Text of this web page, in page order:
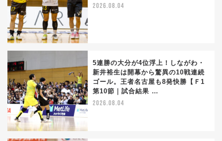
2026.08.04
5連勝の大分が4位浮上！しながわ・
新井裕生は開幕から驚異の10戦連続
ゴール。王者名古屋も8発快勝【Ｆ1
第10節｜試合結果 …
2026.08.04